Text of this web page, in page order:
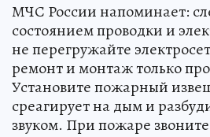
МЧС России напоминает:
состоянием проводки и
не перегружайте
ремонт и монтаж только
Установите пожарный
среагирует на дым и
звуком. При пожаре